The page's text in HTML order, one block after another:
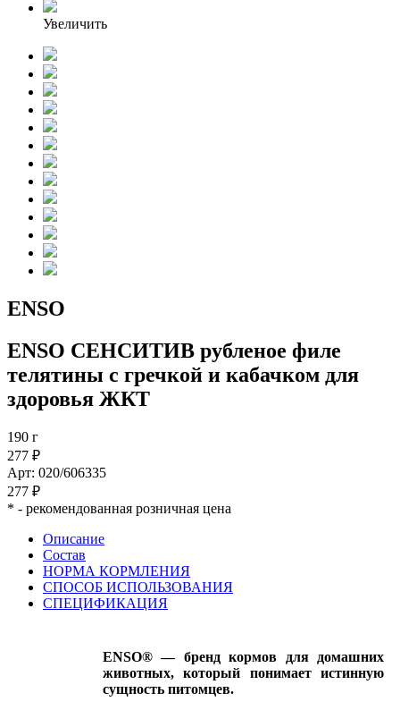
Увеличить
ENSO
ENSO СЕНСИТИВ рубленое филе
телятины с гречкой и кабачком для
здоровья ЖКТ
190 г
277 ₽
Арт: 020/606335
277 ₽
* - рекомендованная розничная цена
Описание
Состав
НОРМА КОРМЛЕНИЯ
СПОСОБ ИСПОЛЬЗОВАНИЯ
СПЕЦИФИКАЦИЯ
ENSO® — бренд кормов для домашних
животных, который понимает истинную
сущность питомцев.